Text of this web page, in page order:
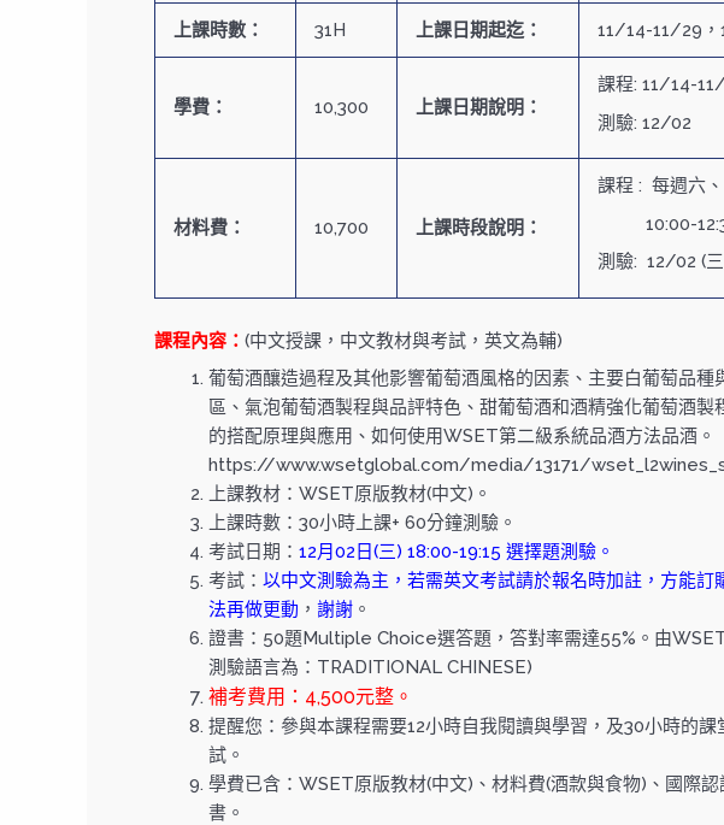
上課時數： 31H 上課日期起迄： 11/14-11/29
學費： 10,300 上課日期說明：
課程: 11/14-
測驗: 12/02
材料費： 10,700 上課時段說明：
課程 : 每週六
10:00-
測驗: 12/02 (三
課程內容：(中文授課，中文教材與考試，英文為輔)
葡萄酒釀造過程及其他影響葡萄酒風格的因素、主要白葡萄品
區、氣泡葡萄酒製程與品評特色、甜葡萄酒和酒精強化葡萄酒
的搭配原理與應用、如何使用WSET第二級系統品酒方法品酒。
https://www.wsetglobal.com/media/13171/
上課教材：WSET原版教材(中文)。
上課時數：30小時上課+ 60分鐘測驗。
考試日期：12月02日(三) 18:00-19:15 選擇題測驗。
考試：以中文測驗為主，若需英文考試請於報名時加註，方能
法再做更動 ，謝謝 。
證書：50題Multiple Choice選答題，答對率需達55%。由
測驗語言為：TRADITIONAL CHINESE)
補考費用：4,500元整。
提醒您：參與本課程需要12小時自我閱讀與學習，及30小時的
試。
學費已含：WSET原版教材(中文)、材料費(酒款與食物)、國際
書。